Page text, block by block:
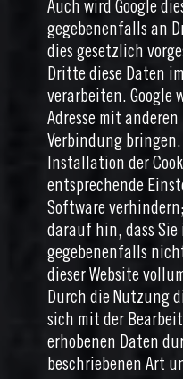
Auch wird Google
gegebenenfalls an
dies gesetzlich
Dritte diese Daten
verarbeiten. Google
Adresse mit
Verbindung
Installation der
entsprechende
Software
darauf hin, dass Sie
gegebenenfalls
dieser Website
Durch die Nutzung
sich mit der
erhobenen Daten
beschriebenen Art